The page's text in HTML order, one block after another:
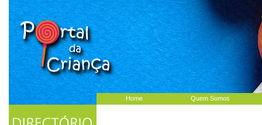
Home Quem Somos